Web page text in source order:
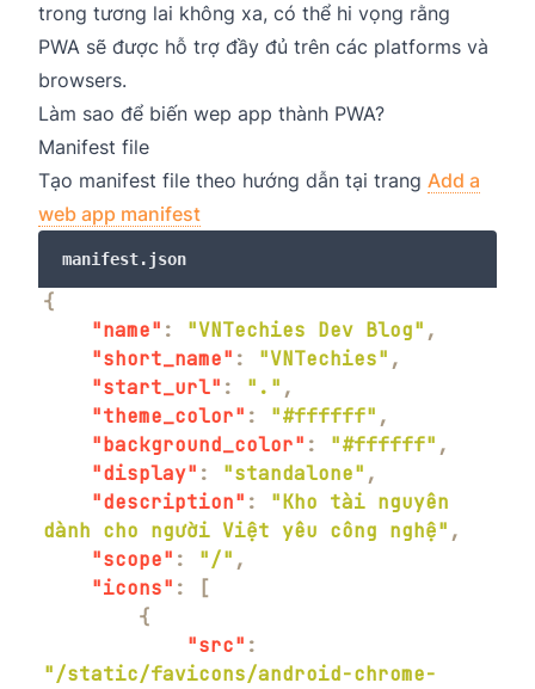
trong tương lai không xa, có thể hi vọng rằng
PWA sẽ được hỗ trợ đầy đủ trên các platforms và
browsers.
Làm sao để biến wep app thành PWA?
Manifest file
Tạo manifest file theo hướng dẫn tại trang Add a
web app manifest
manifest.json
{
"name" : "VNTechies Dev Blog" ,
"short_name" : "VNTechies" ,
"start_url" : "." ,
"theme_color" : "#ffffff" ,
"background_color" : "#ffffff" ,
"display" : "standalone" ,
"description" :
"Kho tài nguyên
dành cho người Việt yêu công nghệ" ,
"scope" : "/" ,
"icons" :
[
{
"src" :
"/static/favicons/android-chrome-